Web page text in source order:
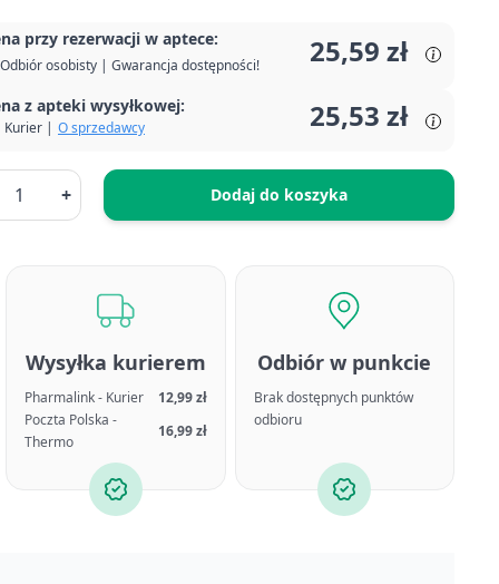
przy rezerwacji w aptece:
Odbiór osobisty | Gwarancja dostępności! 25,59 zł
z apteki wysyłkowej:
Kurier | O sprzedawcy 25,53 zł
+ Dodaj do koszyka
Wysyłka kurierem
Pharmalink - Kurier
12,99 zł
Poczta Polska -
Thermo
16,99 zł
Odbiór w punkcie
Brak dostępnych punktów
odbioru